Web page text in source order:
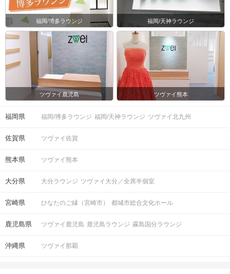
福岡/博多ラウンジ 福岡/天神ラウンジ
ツヴァイ鹿児島 ツヴァイ熊本
福岡県 福岡/博多ラウンジ 福岡/天神ラウンジ ツヴァイ北九州
佐賀県 ツヴァイ佐賀
熊本県 ツヴァイ熊本
大分県 大分ラウンジ ツヴァイ大分／全席半個室
宮崎県 ひなたのご縁（宮崎市） 都城市総合文化ホール
鹿児島県 ツヴァイ鹿児島 鹿児島ラウンジ 霧島国分ラウンジ
沖縄県 ツヴァイ那覇